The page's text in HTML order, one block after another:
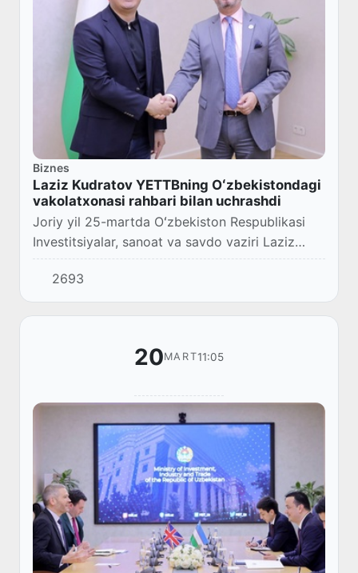
Biznes
Laziz Kudratov YETTBning Oʻzbekistondagi
vakolatxonasi rahbari bilan uchrashdi
Joriy yil 25-martda Oʻzbekiston Respublikasi
Investitsiyalar, sanoat va savdo vaziri Laziz
Kudratov Yevropa tiklanish va taraqqiyot
bankining (YETTB) Oʻzbekistondagi
vakolatxonasi...
2693
20MART11:05